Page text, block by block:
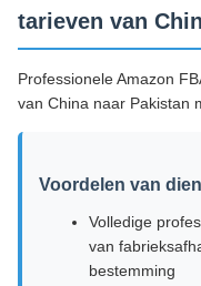
tarieven van
Professionele Amazon
van China naar Pakistan
Voordelen van
Volledige
van
bestemming